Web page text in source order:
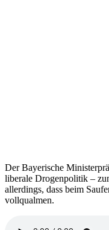
Der Bayerische
liberale Drogenpolitik –
allerdings, dass beim
vollqualmen.